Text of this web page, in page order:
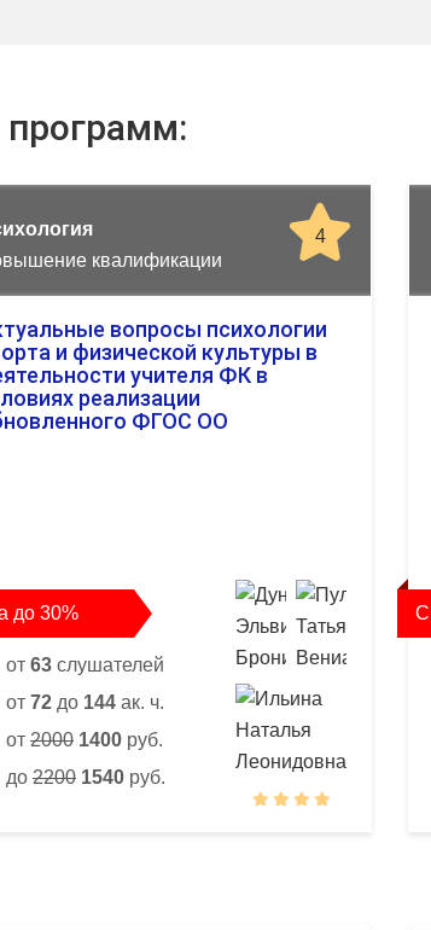
программ:
4
квалификации
вопросы психологии
и физической культуры в
учителя ФК в
реализации
ФГОС ОО
до 30%
от 63 слушателей
от 72 до 144 ак. ч.
от 2000 1400 руб.
до 2200 1540 руб.